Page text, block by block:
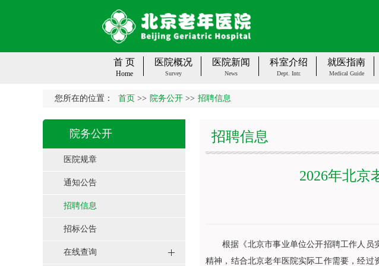
首 页
Home
医院概况
Survey
医院新闻
News
科室介绍
Dept. Intr.
就医指南
Medical Guide
您所在的位置： 首页 >> 院务公开 >> 招聘信息
院务公开
医院规章
通知公告
招聘信息
招标公告
在线查询
招聘信息
2026年北京
根据《北京市事业单位公开招聘工作人员
精神，结合北京老年医院实际工作需要，经过